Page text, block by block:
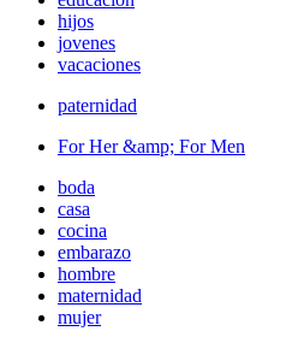
hijos
jovenes
vacaciones
paternidad
For Her &amp; For Men
boda
casa
cocina
embarazo
hombre
maternidad
mujer